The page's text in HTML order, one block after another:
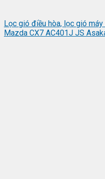
Lọc gió điều hòa, lọc gió
Mazda CX7 AC401J JS